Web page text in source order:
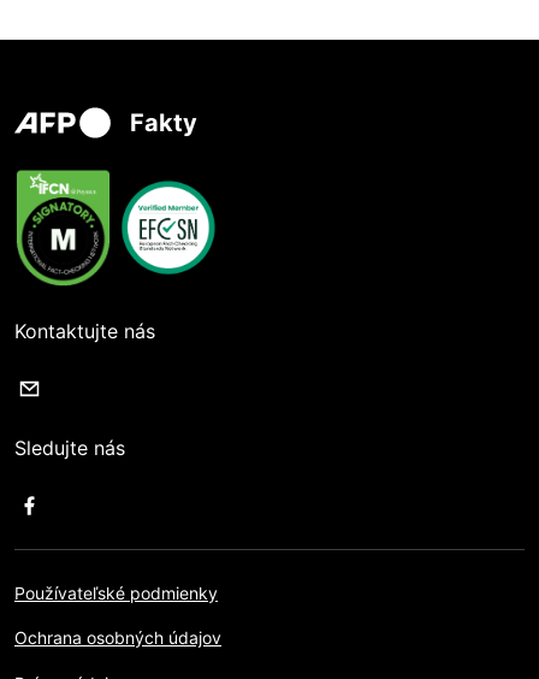
Fakty
Kontaktujte nás
Sledujte nás
Používateľské podmienky
Ochrana osobných údajov